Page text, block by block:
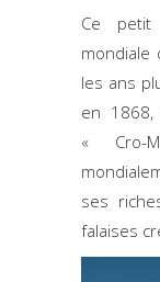
Ce petit
mondiale
les ans
en 1868,
« Cro-
ses
falaises